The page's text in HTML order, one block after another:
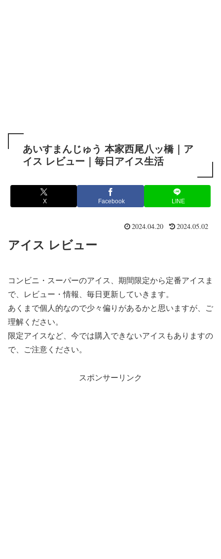
あいすまんじゅう 本家西尾八ッ橋｜ア
イス レビュー｜毎日アイス生活
X Facebook LINE
2024.04.20 2024.05.02
アイス レビュー
コンビニ・スーパーのアイス、期間限定から定番アイスま
で、レビュー・情報、毎日更新していきます。
あくまで個人的なので少々偏りがあるかと思いますが、ご
理解ください。
限定アイスなど、今では購入できないアイスもありますの
で、ご注意ください。
スポンサーリンク